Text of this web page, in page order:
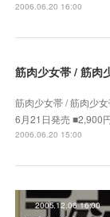
2006.06.20 16:00
筋肉少女帯 / 筋肉
筋肉少女帯 / 筋肉少
6月21日発売 ■2,900
2006.06.20 15:00
2005.12.06 16:00